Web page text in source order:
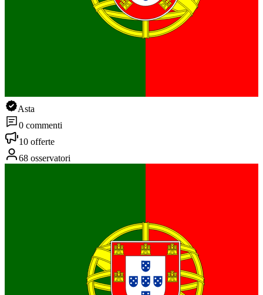
Asta
0 commenti
10 offerte
68 osservatori